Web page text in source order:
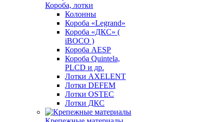
Короба, лотки
Колонны
Короба «Legrand»
Короба «ДКС» (
iBOCO )
Короба AESP
Короба Quintela,
PLCD и др.
Лотки AXELENT
Лотки DEFEM
Лотки OSTEC
Лотки ДКС